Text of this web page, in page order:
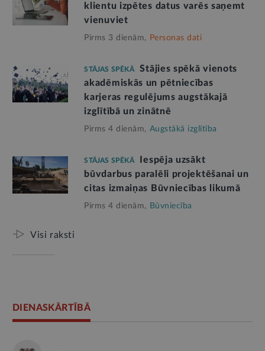
klientu izpētes datus varēs saņemt
vienuviet
Pirms 3 dienām, Personas dati
STĀJAS SPĒKĀ
Stājies spēkā vienots
akadēmiskās un pētniecības
karjeras regulējums augstākajā
izglītībā un zinātnē
Pirms 4 dienām, Augstākā izglītība
STĀJAS SPĒKĀ
Iespēja uzsākt
būvdarbus paralēli projektēšanai un
citas izmaiņas Būvniecības likumā
Pirms 4 dienām, Būvniecība
Visi raksti
DIENASKĀRTĪBĀ